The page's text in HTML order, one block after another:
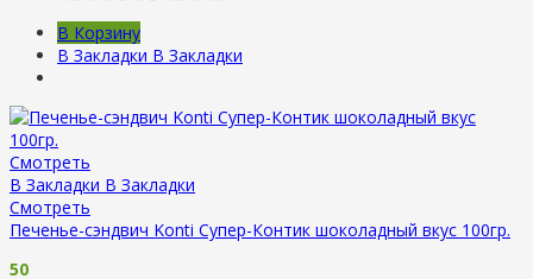
В Корзину
В Закладки В Закладки
Смотреть
В Закладки В Закладки
Смотреть
Печенье-сэндвич Konti Супер-Контик шоколадный вкус 100гр.
50